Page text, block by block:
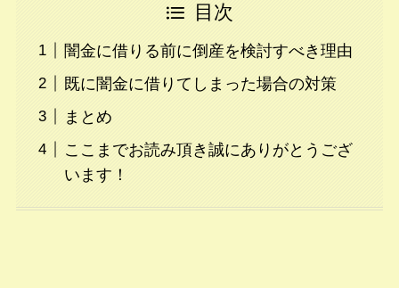
目次
闇金に借りる前に倒産を検討すべき理由
既に闇金に借りてしまった場合の対策
まとめ
ここまでお読み頂き誠にありがとうござ
います！